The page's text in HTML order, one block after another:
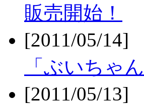
販売開始！
[2011/05/14]
「ぶいちゃ
[2011/05/13]